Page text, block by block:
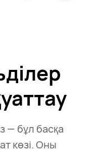
— бұл басқа
көзі. Оны